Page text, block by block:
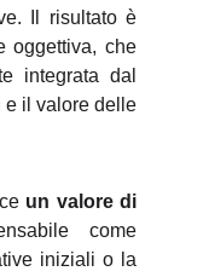
Il risultato è
oggettiva, che
integrata dal
e il valore delle
un valore di
come
iniziali o la